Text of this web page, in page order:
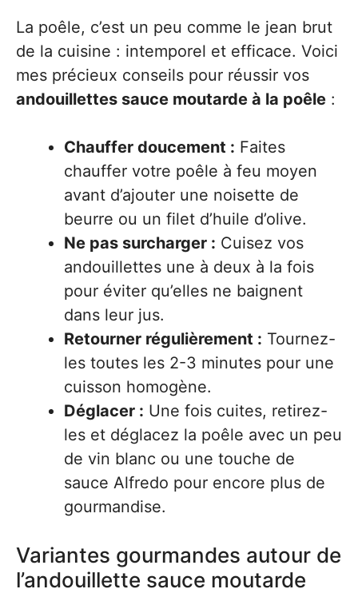
La poêle, c’est un peu comme le jean brut
de la cuisine : intemporel et efficace. Voici
mes précieux conseils pour réussir vos
andouillettes sauce moutarde à la poêle :
Chauffer doucement : Faites
chauffer votre poêle à feu moyen
avant d’ajouter une noisette de
beurre ou un filet d’huile d’olive.
Ne pas surcharger : Cuisez vos
andouillettes une à deux à la fois
pour éviter qu’elles ne baignent
dans leur jus.
Retourner régulièrement : Tournez-
les toutes les 2-3 minutes pour une
cuisson homogène.
Déglacer : Une fois cuites, retirez-
les et déglacez la poêle avec un peu
de vin blanc ou une touche de
sauce Alfredo pour encore plus de
gourmandise.
Variantes gourmandes autour de
l’andouillette sauce moutarde